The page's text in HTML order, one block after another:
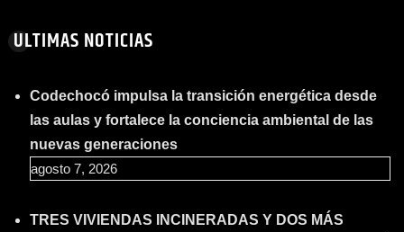
ULTIMAS NOTICIAS
Codechocó impulsa la transición energética desde
las aulas y fortalece la conciencia ambiental de las
nuevas generaciones
agosto 7, 2026
TRES VIVIENDAS INCINERADAS Y DOS MÁS